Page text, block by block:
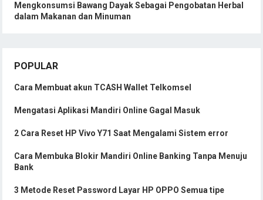
Mengkonsumsi Bawang Dayak Sebagai Pengobatan Herbal
dalam Makanan dan Minuman
POPULAR
Cara Membuat akun TCASH Wallet Telkomsel
Mengatasi Aplikasi Mandiri Online Gagal Masuk
2 Cara Reset HP Vivo Y71 Saat Mengalami Sistem error
Cara Membuka Blokir Mandiri Online Banking Tanpa Menuju
Bank
3 Metode Reset Password Layar HP OPPO Semua tipe